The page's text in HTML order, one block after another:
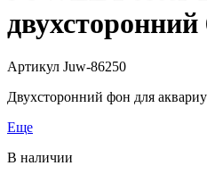
двухсторонний
Артикул Juw-86250
Двухсторонний фон для
Еще
В наличии